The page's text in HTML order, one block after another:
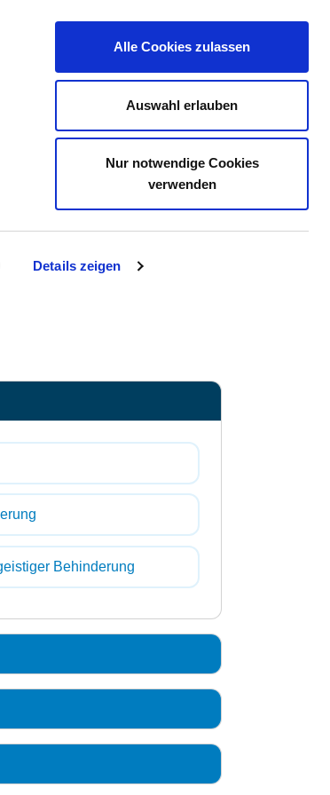
Details zeigen
Alle Cookies zulassen
Auswahl erlauben
Nur notwendige Cookies
verwenden
Behinderung